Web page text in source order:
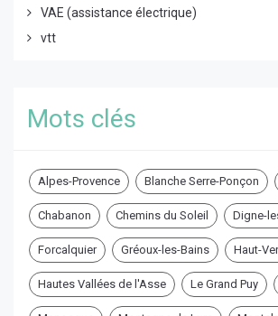
VAE (assistance électrique)
vtt
Mots clés
Alpes-Provence Blanche Serre-Ponçon
Chabanon Chemins du Soleil Digne-
Forcalquier Gréoux-les-Bains Haut-
Hautes Vallées de l'Asse Le Grand Puy